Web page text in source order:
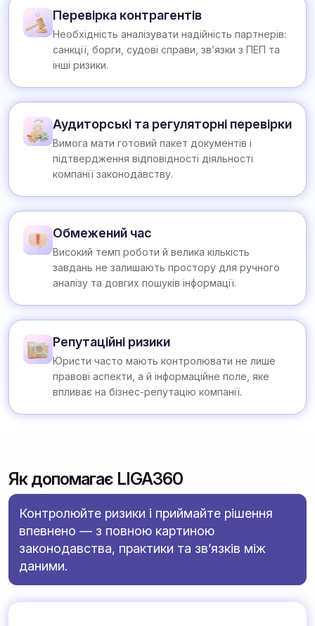
Перевірка контрагентів
Необхідність аналізувати надійність партнерів:
санкції, борги, судові справи, зв’язки з ПЕП та
інші ризики.
Аудиторські та регуляторні перевірки
Вимога мати готовий пакет документів і
підтвердження відповідності діяльності
компанії законодавству.
Обмежений час
Високий темп роботи й велика кількість
завдань не залишають простору для ручного
аналізу та довгих пошуків інформації.
Репутаційні ризики
Юристи часто мають контролювати не лише
правові аспекти, а й інформаційне поле, яке
впливає на бізнес-репутацію компанії.
Як допомагає LIGA360
Контролюйте ризики і приймайте рішення
впевнено — з повною картиною
законодавства, практики та зв’язків між
даними.